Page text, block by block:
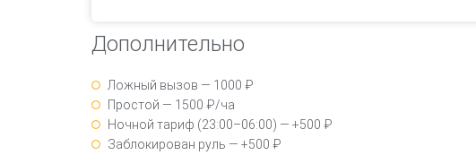
Дополнительно
Ложный вызов — 1000 ₽
Простой — 1500 ₽/ча
Ночной тариф (23:00–06:00) — +500 ₽
Заблокирован руль — +500 ₽